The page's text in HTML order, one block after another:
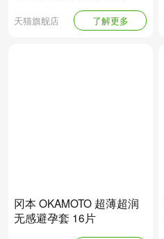
天猫旗舰店 了解更多
冈本 OKAMOTO 超薄超润
无感避孕套 16片